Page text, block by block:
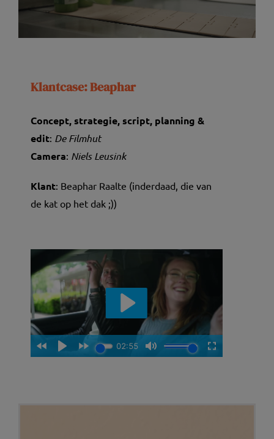
Klantcase: Beaphar
Concept, strategie, script, planning &
edit: De Filmhut
Camera: Niels Leusink
Klant: Beaphar Raalte (inderdaad, die van
de kat op het dak ;))